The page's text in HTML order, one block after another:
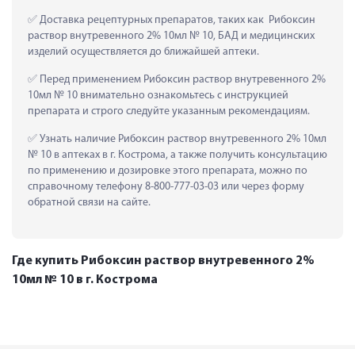
Доставка рецептурных препаратов, таких как  Рибоксин
раствор внутревенного 2% 10мл № 10, БАД и медицинских
изделий осуществляется до ближайшей аптеки.
Перед применением Рибоксин раствор внутревенного 2%
10мл № 10 внимательно ознакомьтесь с инструкцией
препарата и строго следуйте указанным рекомендациям.
Узнать наличие Рибоксин раствор внутревенного 2% 10мл
№ 10 в аптеках в г. Кострома, а также получить консультацию
по применению и дозировке этого препарата, можно по
справочному телефону 8-800-777-03-03 или через форму
обратной связи на сайте.
Где купить Рибоксин раствор внутревенного 2%
10мл № 10 в г. Кострома